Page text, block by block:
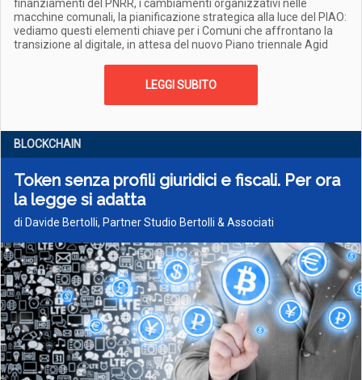
finanziamenti del PNRR, i cambiamenti organizzativi nelle
macchine comunali, la pianificazione strategica alla luce del PIAO:
vediamo questi elementi chiave per i Comuni che affrontano la
transizione al digitale, in attesa del nuovo Piano triennale Agid
LEGGI SUBITO
BLOCKCHAIN
Token senza profili giuridici e fiscali. Per ora
la legge si adatta
di Davide Bertolli, Partner Studio Bertolli & Associati